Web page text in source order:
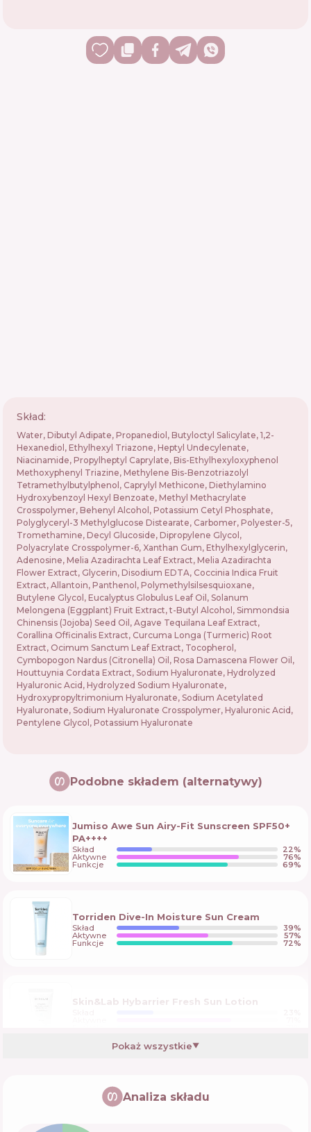
Skład:
Water, Dibutyl Adipate, Propanediol, Butyloctyl Salicylate, 1,2-
Hexanediol, Ethylhexyl Triazone, Heptyl Undecylenate,
Niacinamide, Propylheptyl Caprylate, Bis-Ethylhexyloxyphenol
Methoxyphenyl Triazine, Methylene Bis-Benzotriazolyl
Tetramethylbutylphenol, Caprylyl Methicone, Diethylamino
Hydroxybenzoyl Hexyl Benzoate, Methyl Methacrylate
Crosspolymer, Behenyl Alcohol, Potassium Cetyl Phosphate,
Polyglyceryl-3 Methylglucose Distearate, Carbomer, Polyester-5,
Tromethamine, Decyl Glucoside, Dipropylene Glycol,
Polyacrylate Crosspolymer-6, Xanthan Gum, Ethylhexylglycerin,
Adenosine, Melia Azadirachta Leaf Extract, Melia Azadirachta
Flower Extract, Glycerin, Disodium EDTA, Coccinia Indica Fruit
Extract, Allantoin, Panthenol, Polymethylsilsesquioxane,
Butylene Glycol, Eucalyptus Globulus Leaf Oil, Solanum
Melongena (Eggplant) Fruit Extract, t-Butyl Alcohol, Simmondsia
Chinensis (Jojoba) Seed Oil, Agave Tequilana Leaf Extract,
Corallina Officinalis Extract, Curcuma Longa (Turmeric) Root
Extract, Ocimum Sanctum Leaf Extract, Tocopherol,
Cymbopogon Nardus (Citronella) Oil, Rosa Damascena Flower Oil,
Houttuynia Cordata Extract, Sodium Hyaluronate, Hydrolyzed
Hyaluronic Acid, Hydrolyzed Sodium Hyaluronate,
Hydroxypropyltrimonium Hyaluronate, Sodium Acetylated
Hyaluronate, Sodium Hyaluronate Crosspolymer, Hyaluronic Acid,
Pentylene Glycol, Potassium Hyaluronate
Podobne składem (alternatywy)
Jumiso Awe Sun Airy-Fit Sunscreen SPF50+
PA++++
Skład 22%
Aktywne 76%
Funkcje 69%
Torriden Dive-In Moisture Sun Cream
Skład 39%
Aktywne 57%
Funkcje 72%
Skin&Lab Hybarrier Fresh Sun Lotion
50/PA++++
Pokaż wszystkie▼
Analiza składu